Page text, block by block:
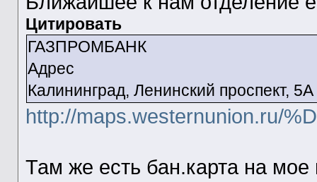
Цитировать
ГАЗПРОМБАНК
Адрес
Калининград, Ленинский проспект, 5А
http://maps.westernunion.ru/
Там же есть бан.карта на мое